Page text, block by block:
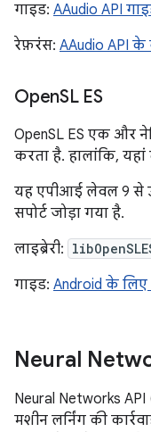
गाइड: AAudio API
रेफ़रंस: AAudio API के
OpenSL ES
OpenSL ES एक और
करता है. हालांकि,
यह एपीआई लेवल 9 से
सपोर्ट जोड़ा गया है.
लाइब्रेरी:
गाइड: Android के लिए
Neural
Neural Networks
मशीन लर्निंग की